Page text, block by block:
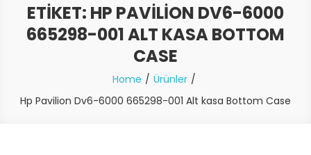
ETIKET: HP PAVILION DV6-6000
665298-001 ALT KASA BOTTOM
CASE
Home
Ürünler
Hp Pavilion Dv6-6000 665298-001 Alt kasa Bottom Case